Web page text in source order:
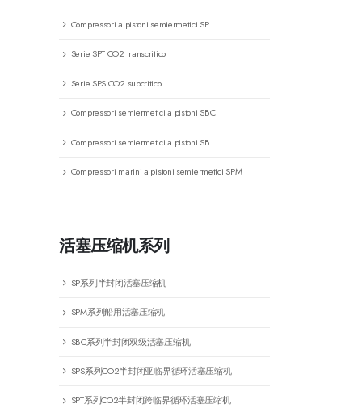
Compressori a pistoni semiermetici SP
Serie SPT CO2 transcritico
Serie SPS CO2 subcritico
Compressori semiermetici a pistoni SBC
Compressori semiermetici a pistoni SB
Compressori marini a pistoni semiermetici SPM
活塞压缩机系列
SP系列半封闭活塞压缩机
SPM系列船用活塞压缩机
SBC系列半封闭双级活塞压缩机
SPS系列CO2半封闭亚临界循环活塞压缩机
SPT系列CO2半封闭跨临界循环活塞压缩机